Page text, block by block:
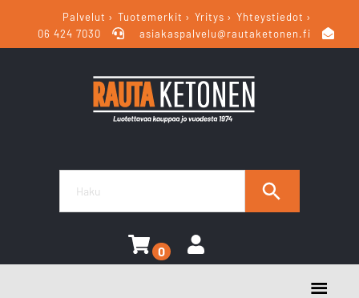
Palvelut Tuotemerkit Yritys
Yhteystiedot
06 424 7030
asiakaspalvelu@rautaketonen.fi
0